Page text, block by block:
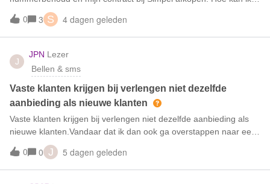
dat doen en hoe wordt de afkoopsom berekend?Gr Dave
0 3 S 4 dagen geleden
J
JPN Lezer
Bellen & sms
Vaste klanten krijgen bij verlengen niet dezelfde
aanbieding als nieuwe klanten
Vaste klanten krijgen bij verlengen niet dezelfde aanbieding als
nieuwe klanten.Vandaar dat ik dan ook ga overstappen naar een
andere aanbieder.
0 0 J 5 dagen geleden